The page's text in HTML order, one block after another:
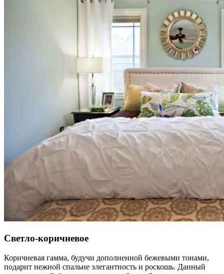
Светло-коричневое
Коричневая гамма, будучи дополненной бежевыми тонами,
подарит нежной спальне элегантность и роскошь. Данный